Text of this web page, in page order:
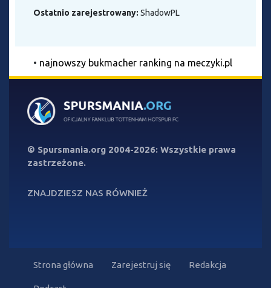
Ostatnio zarejestrowany: ShadowPL
• najnowszy bukmacher ranking na meczyki.pl
© Spursmania.org 2004-2026: Wszystkie prawa
zastrzeżone.
ZNAJDZIESZ NAS RÓWNIEŻ
Strona główna Zarejestruj się Redakcja